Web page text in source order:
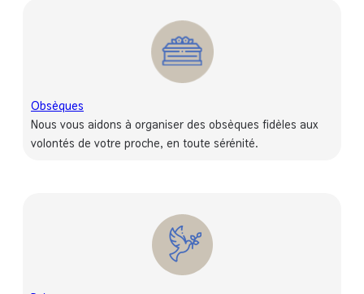
Obsèques
Nous vous aidons à organiser des obsèques fidèles aux
volontés de votre proche, en toute sérénité.